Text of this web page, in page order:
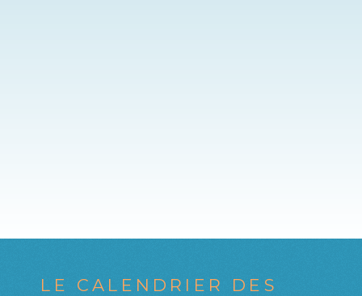
LE CALENDRIER DES